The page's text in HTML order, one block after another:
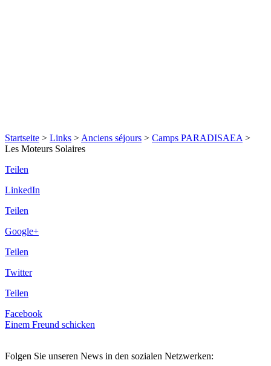
Startseite > Links > Anciens séjours > Camps PARADISAEA >
Les Moteurs Solaires
Teilen
LinkedIn
Teilen
Google+
Teilen
Twitter
Teilen
Facebook
Einem Freund schicken
Folgen Sie unseren News in den sozialen Netzwerken: